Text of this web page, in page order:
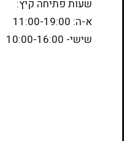
שעות פתיחה קיץ:
א-ה: 11:00-19:00
שישי- 10:00-16:00